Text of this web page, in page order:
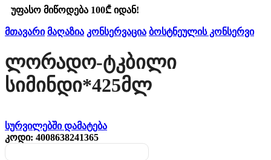
უფასო მიწოდება 100₾ იდან!
მთავარი მაღაზია კონსერვაცია ბოსტნეულის კონსერვი
Ლორადო-Ტკბილი
Სიმინდი*425მლ
სურვილებში დამატება
კოდი: 4008638241365